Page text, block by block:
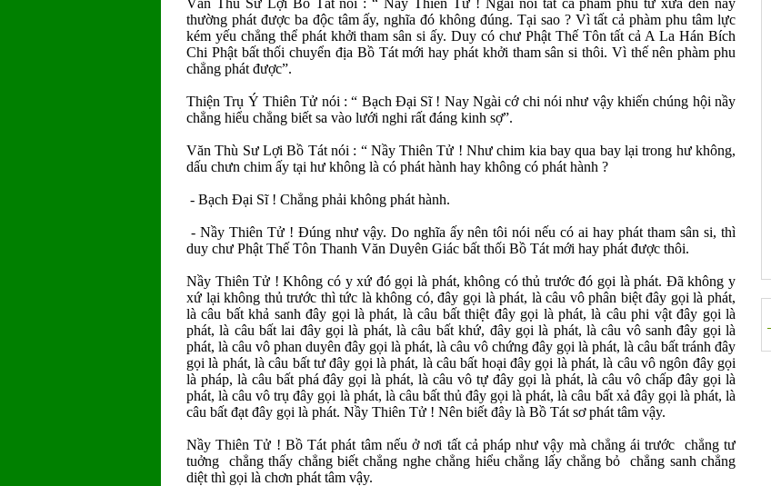
Văn Thù Sư Lợi Bồ Tát nói : “ Nầy Thiên Tử ! Ngài nói tất cả phàm phu từ xưa đến nay
thường phát được ba độc tâm ấy, nghĩa đó không đúng. Tại sao ? Vì tất cả phàm phu tâm lực
kém yếu chẳng thể phát khởi tham sân si ấy. Duy có chư Phật Thế Tôn tất cả A La Hán Bích
Chi Phật bất thối chuyển địa Bồ Tát mới hay phát khởi tham sân si thôi. Vì thế nên phàm phu
chẳng phát được”.
Thiện Trụ Ý Thiên Tử nói : “ Bạch Ðại Sĩ ! Nay Ngài cớ chi nói như vậy khiến chúng hội nầy
chẳng hiểu chẳng biết sa vào lưới nghi rất đáng kinh sợ”.
Văn Thù Sư Lợi Bồ Tát nói : “ Nầy Thiên Tử ! Như chim kia bay qua bay lại trong hư không,
dấu chưn chim ấy tại hư không là có phát hành hay không có phát hành ?
- Bạch Ðại Sĩ ! Chẳng phải không phát hành.
- Nầy Thiên Tử ! Ðúng như vậy. Do nghĩa ấy nên tôi nói nếu có ai hay phát tham sân si, thì
duy chư Phật Thế Tôn Thanh Văn Duyên Giác bất thối Bồ Tát mới hay phát được thôi.
Nầy Thiên Tử ! Không có y xứ đó gọi là phát, không có thủ trước đó gọi là phát. Ðã không y
xứ lại không thủ trước thì tức là không có, đây gọi là phát, là câu vô phân biệt đây gọi là phát,
là câu bất khả sanh đây gọi là phát, là câu bất thiệt đây gọi là phát, là câu phi vật đây gọi là
phát, là câu bất lai đây gọi là phát, là câu bất khứ, đây gọi là phát, là câu vô sanh đây gọi là
phát, là câu vô phan duyên đây gọi là phát, là câu vô chứng đây gọi là phát, là câu bất tránh đây
gọi là phát, là câu bất tư đây gọi là phát, là câu bất hoại đây gọi là phát, là câu vô ngôn đây gọi
là pháp, là câu bất phá đây gọi là phát, là câu vô tự đây gọi là phát, là câu vô chấp đây gọi là
phát, là câu vô trụ đây gọi là phát, là câu bất thủ đây gọi là phát, là câu bất xả đây gọi là phát, là
câu bất đạt đây gọi là phát. Nầy Thiên Tử ! Nên biết đây là Bồ Tát sơ phát tâm vậy.
Nầy Thiên Tử ! Bồ Tát phát tâm nếu ở nơi tất cả pháp như vậy mà chẳng ái trước chẳng tư
tuởng chẳng thấy chẳng biết chẳng nghe chẳng hiểu chẳng lấy chẳng bỏ chẳng sanh chẳng
diệt thì gọi là chơn phát tâm vậy.